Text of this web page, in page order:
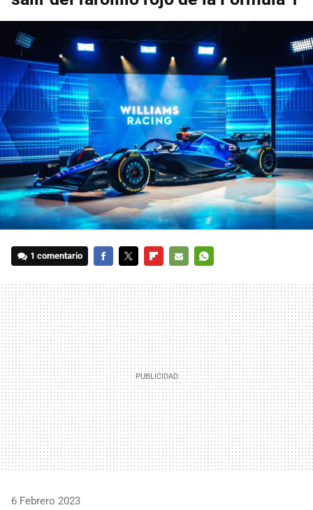
1 comentario
MAIL
6 Febrero 2023